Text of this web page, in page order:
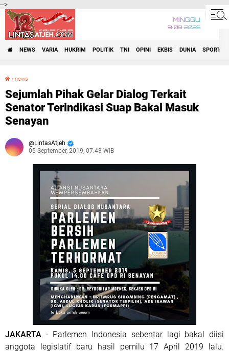
-->
MINGGU
9•08•2026
NEWS VARIA HUKRIM POLITIK TNI OPINI EKBIS DUNIA SPORT
› news
Sejumlah Pihak Gelar Dialog Terkait
Senator Terindikasi Suap Bakal Masuk
Senayan
LintasAtjeh
05 September, 2019, 07.43 WIB
JAKARTA - Parlemen Indonesia sebentar lagi bakal diisi
anggota legislatif baru hasil pemilu 17 April 2019 lalu.